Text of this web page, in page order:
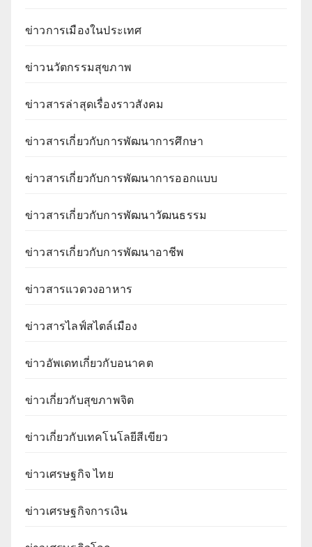
ข่าวการเมืองในประเทศ
ข่าวนวัตกรรมสุขภาพ
ข่าวสารล่าสุดเรื่องราวสังคม
ข่าวสารเกี่ยวกับการพัฒนาการศึกษา
ข่าวสารเกี่ยวกับการพัฒนาการออกแบบ
ข่าวสารเกี่ยวกับการพัฒนาวัฒนธรรม
ข่าวสารเกี่ยวกับการพัฒนาอาชีพ
ข่าวสารแวดวงอาหาร
ข่าวสารไลฟ์สไตล์เมือง
ข่าวอัพเดทเกี่ยวกับอนาคต
ข่าวเกี่ยวกับสุขภาพจิต
ข่าวเกี่ยวกับเทคโนโลยีสีเขียว
ข่าวเศรษฐกิจ ไทย
ข่าวเศรษฐกิจการเงิน